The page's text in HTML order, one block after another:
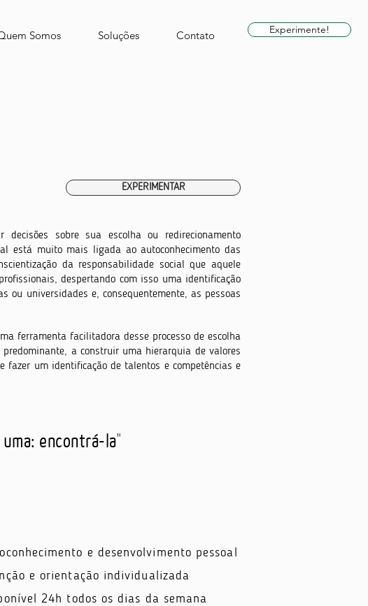
Somos Soluções Contato Experimente!
EXPERIMENTAR
sobre sua escolha ou redirecionamento
está muito mais ligada ao autoconhecimento das
da responsabilidade social que aquele
despertando com isso uma identificação
ou universidades e, consequentemente, as pessoas
ferramenta facilitadora desse processo de escolha
a construir uma hierarquia de valores
um identificação de talentos e competências e
encontrá-la"
e desenvolvimento pessoal
e orientação individualizada
24h todos os dias da semana